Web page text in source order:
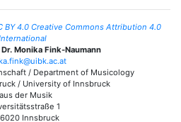
BY 4.0 Creative Commons Attribution 4.0
Monika Fink-Naumann
/ Department of Musicology
/ University of Innsbruck
der Musik
1
Innsbruck